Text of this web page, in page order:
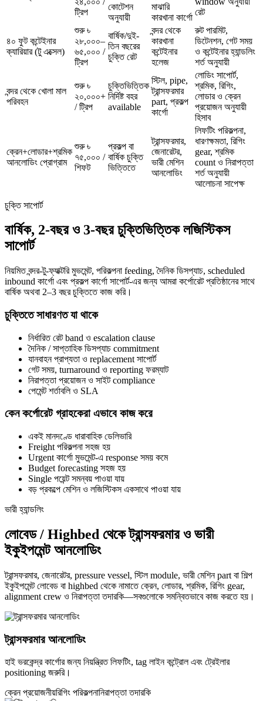
ট্রিপ
কোটেশন
অনুযায়ী
মাঝারি
কারখানা কার্গো
রেট
৪০ ফুট কন্টেইনার
ক্যারিয়ার (টু এক্সেল)
শুরু ৳
২৮,০০০–
৬৫,০০০ /
ট্রিপ
বার্ষিক/দুই-
তিন বছরের
চুক্তি রেট
বন্দর থেকে
কারখানা
কন্টেইনার
হলেজ
রুট পারমিট,
ডিটেনশন, গেট সময়
ও কন্টেইনার হ্যান্ডলিং
শর্ত অনুযায়ী
বন্দর থেকে খোলা মাল
পরিবহন
শুরু ৳
২০,০০০+
/ ট্রিপ
চুক্তিভিত্তিক
নির্দিষ্ট বহর
available
স্টিল, pipe,
ট্রান্সফরমার
part, প্রকল্প
কার্গো
লোডিং সাপোর্ট,
শ্রমিক, রিগিং,
লোডার ও ক্রেন
প্রয়োজন অনুযায়ী
হিসাব
ক্রেন+লোডার+শ্রমিক
আনলোডিং প্রোগ্রাম
শুরু ৳
৭৫,০০০ /
শিফট
প্রকল্প বা
বার্ষিক চুক্তি
ভিত্তিতে
ট্রান্সফরমার,
জেনারেটর,
ভারী মেশিন
আনলোডিং
লিফটিং পরিকল্পনা,
ধারণক্ষমতা, রিগিং
gear, শ্রমিক
count ও নিরাপত্তা
শর্ত অনুযায়ী
আলোচনা সাপেক্ষ
চুক্তি সাপোর্ট
বার্ষিক, 2-বছর ও 3-বছর চুক্তিভিত্তিক লজিস্টিকস
সাপোর্ট
নিয়মিত বন্দর-টু-ফ্যাক্টরি মুভমেন্ট, পরিকল্পনা feeding, দৈনিক ডিসপ্যাচ, scheduled
inbound কার্গো এবং প্রকল্প কার্গো সাপোর্ট-এর জন্য আমরা কর্পোরেট প্রতিষ্ঠানের সাথে
বার্ষিক অথবা 2–3 বছর চুক্তিতে কাজ করি।
চুক্তিতে সাধারণত যা থাকে
নির্ধারিত রেট band ও escalation clause
দৈনিক / সাপ্তাহিক ডিসপ্যাচ commitment
যানবাহন প্রাপ্যতা ও replacement সাপোর্ট
গেট সময়, turnaround ও reporting ফরম্যাট
নিরাপত্তা প্রয়োজন ও সাইট compliance
পেমেন্ট শর্তাবলি ও SLA
কেন কর্পোরেট গ্রাহকেরা এভাবে কাজ করে
একই মানদণ্ডে ধারাবাহিক ডেলিভারি
Freight পরিকল্পনা সহজ হয়
Urgent কার্গো মুভমেন্ট-এ response সময় কমে
Budget forecasting সহজ হয়
Single পয়েন্ট সমন্বয় পাওয়া যায়
বড় প্রকল্পে মেশিন ও লজিস্টিকস একসাথে পাওয়া যায়
ভারী হ্যান্ডলিং
লোবেড / Highbed থেকে ট্রান্সফরমার ও ভারী
ইকুইপমেন্ট আনলোডিং
ট্রান্সফরমার, জেনারেটর, pressure vessel, স্টিল module, ভারী মেশিন part বা শিল্প
ইকুইপমেন্ট লোবেড বা highbed থেকে নামাতে ক্রেন, লোডার, শ্রমিক, রিগিং gear,
alignment crew ও নিরাপত্তা তদারকি—সবগুলোকে সমন্বিতভাবে কাজ করতে হয়।
ট্রান্সফরমার আনলোডিং
হাই ভরকেন্দ্র কার্গোর জন্য নিয়ন্ত্রিত লিফটিং, tag লাইন কন্ট্রোল এবং ট্রেইলার
positioning জরুরি।
ক্রেন প্রয়োজনীয়রিগিং পরিকল্পনানিরাপত্তা তদারকি